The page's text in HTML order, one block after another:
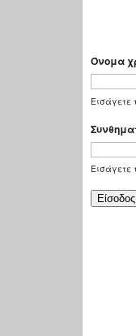
Όνομα
Εισάγετε
Εισάγετε